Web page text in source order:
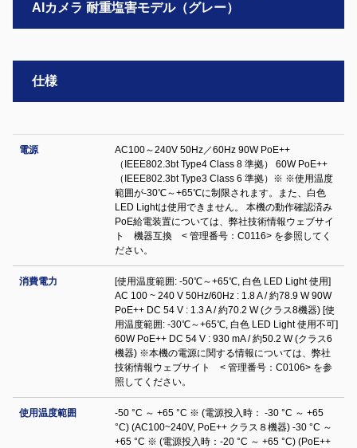
AIカメラ 耐重塩害モデル（グレー）
仕様
電源
AC100～240V 50Hz／60Hz 90W PoE++
（IEEE802.3bt Type4 Class 8 準拠） 60W PoE++
（IEEE802.3bt Type3 Class 6 準拠）※ ※使用温度
範囲が-30℃～+65℃に制限されます。また、白色
LED Lightは使用できません。 本機の動作確認済み
PoE給電装置については、弊社技術情報ウェブサイ
ト 機器互換 < 管理番号：C0116> を参照してく
ださい。
消費電力
[使用温度範囲: -50℃～+65℃, 白色 LED Light 使用]
AC 100 ~ 240 V 50Hz/60Hz : 1.8 A / 約78.9 W 90W
PoE++ DC 54 V : 1.3 A / 約70.2 W (クラス8機器) [使
用温度範囲: -30℃～+65℃, 白色 LED Light 使用不可]
60W PoE++ DC 54 V : 930 mA / 約50.2 W (クラス6
機器) ※本機の電源に関する情報については、弊社
技術情報ウェブサイト < 管理番号：C0106> を参
照してください。
使用温度範囲
-50 °C ～ +65 °C ※ (電源投入時： -30 °C ～ +65
°C) (AC100~240V, PoE++ クラス８機器) -30 °C ～
+65 °C ※ (電源投入時：-20 °C ～ +65 °C) (PoE++